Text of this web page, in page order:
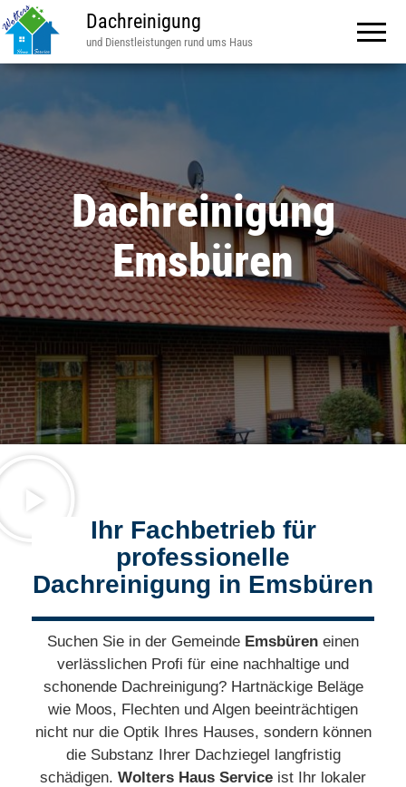
Dachreinigung
und Dienstleistungen rund ums Haus
Dachreinigung
Emsbüren
Ihr Fachbetrieb für
professionelle
Dachreinigung in Emsbüren
Suchen Sie in der Gemeinde Emsbüren einen
verlässlichen Profi für eine nachhaltige und
schonende Dachreinigung? Hartnäckige Beläge
wie Moos, Flechten und Algen beeinträchtigen
nicht nur die Optik Ihres Hauses, sondern können
die Substanz Ihrer Dachziegel langfristig
schädigen. Wolters Haus Service ist Ihr lokaler